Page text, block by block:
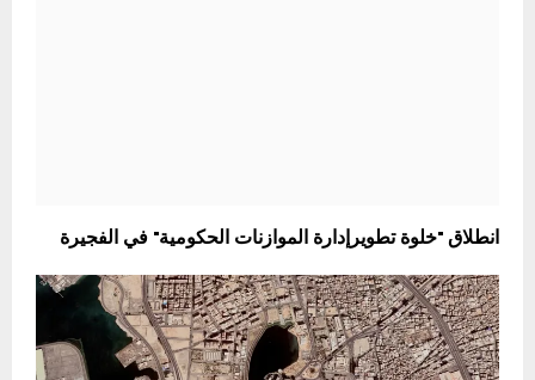
انطلاق "خلوة تطويرإدارة الموازنات الحكومية" في الفجيرة